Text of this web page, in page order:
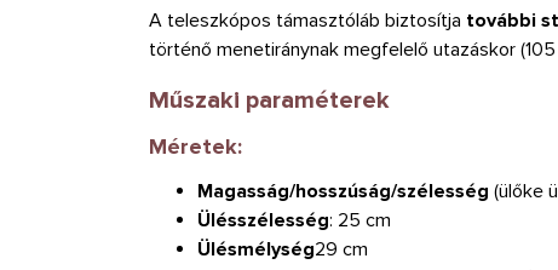
A teleszkópos támasztóláb biztosítja további
történő menetiránynak megfelelő utazáskor
Műszaki paraméterek
Méretek:
Magasság/hosszúság/szélesség (ülőke
Ülésszélesség: 25 cm
Ülésmélység29 cm